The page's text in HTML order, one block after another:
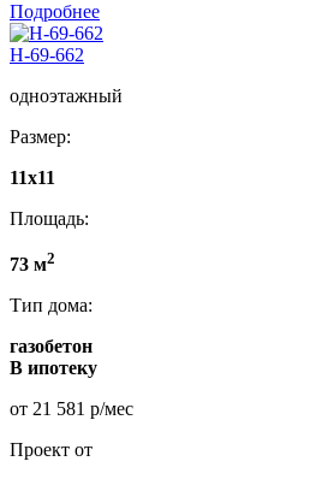
Подробнее
Н-69-662
одноэтажный
Размер:
11x11
Площадь:
73 м2
Тип дома:
газобетон
В ипотеку
от 21 581 р/мес
Проект от